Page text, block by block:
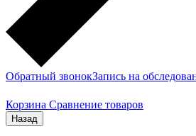
Обратный звонокЗапись на
Корзина Сравнение товаров
Назад